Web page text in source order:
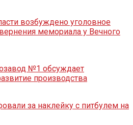
возбуждено уголовное
мемориала у Вечного
№1 обсуждает
производства
за наклейку с питбулем на